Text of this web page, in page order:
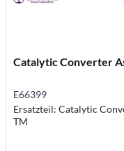
Catalytic Converter
E66399
Ersatzteil: Catalytic
TM